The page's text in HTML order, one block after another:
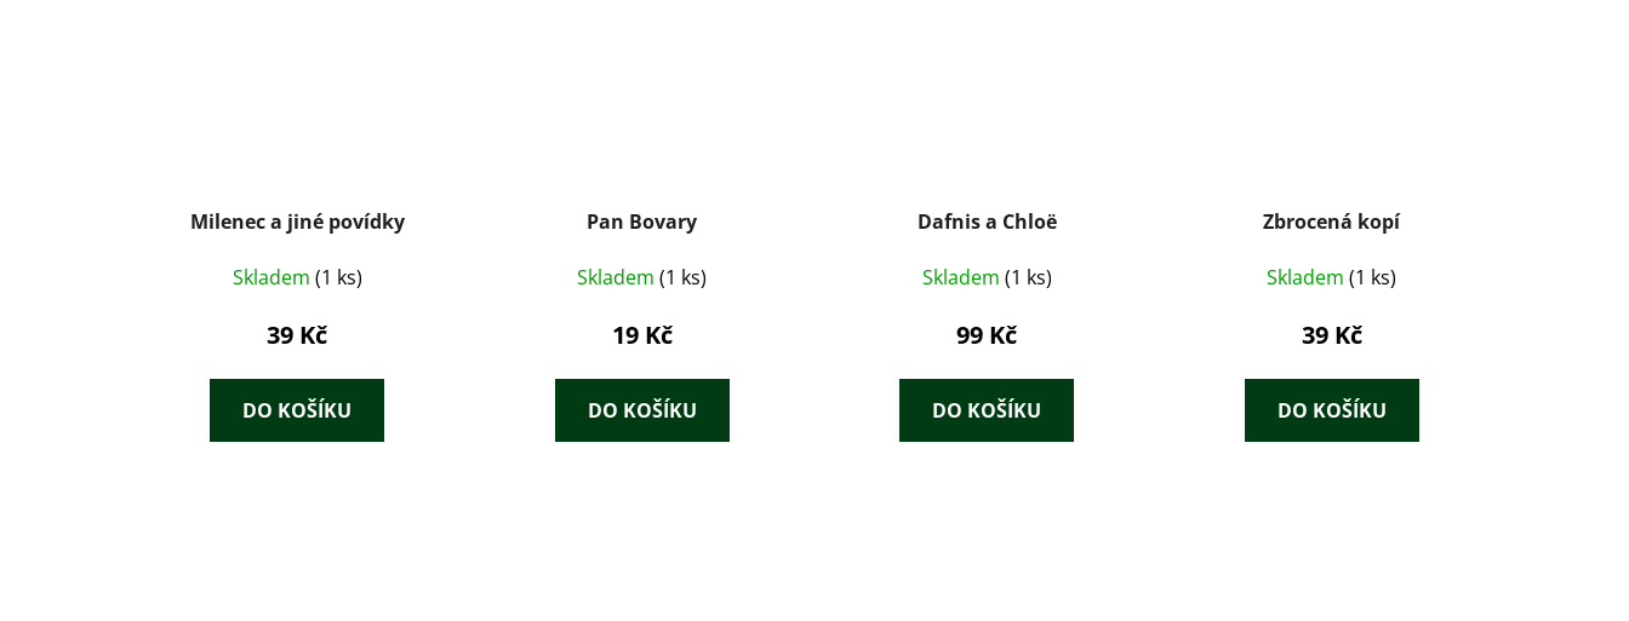
Milenec a jiné povídky
Skladem (1 ks)
39 Kč
DO KOŠÍKU
Pan Bovary
Skladem(1 ks)
19 Kč
DO KOŠÍKU
Dafnis a Chloë
Skladem (1 ks)
99 Kč
DO KOŠÍKU
Zbrocená kopí
Skladem(1 ks)
39 Kč
DO KOŠÍKU